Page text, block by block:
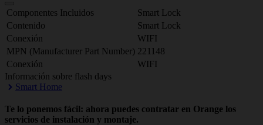
Componentes Incluidos
Smart Lock
Contenido
Smart Lock
Conexión
WIFI
MPN (Manufacturer Part Number) 221148
Conexión
WIFI
Información sobre flash days
Smart Home
Te lo ponemos fácil: ahora puedes contratar en Orange los
servicios de instalación y montaje.